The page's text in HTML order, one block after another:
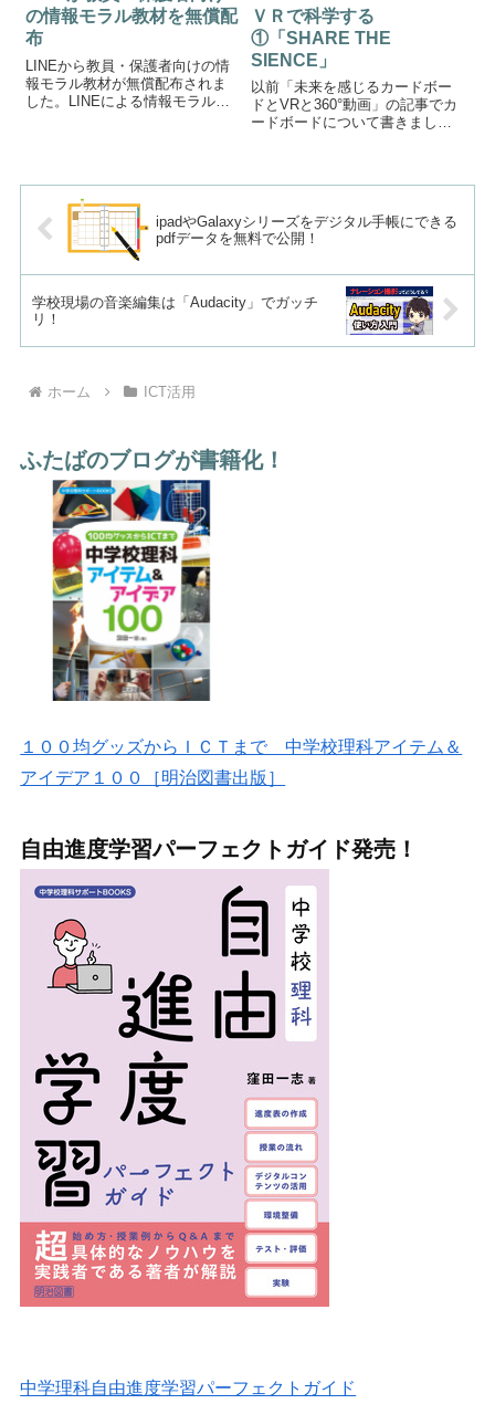
の情報モラル教材を無償配
布
LINEから教員・保護者向けの情
報モラル教材が無償配布されま
した。LINEによる情報モラル教
編」という情報モラル教育教材
を無...
ＶＲで科学する
①「SHARE THE
SIENCE」
以前「未来を感じるカードボー
ドとVRと360°動画」の記事でカ
ードボードについて書きまし
球上で物質がどのように循...
ipadやGalaxyシリーズをデジタル手帳にできる
pdfデータを無料で公開！
学校現場の音楽編集は「Audacity」でガッチ
リ！
ホーム ICT活用
ふたばのブログが書籍化！
１００均グッズからＩＣＴまで 中学校理科アイテム＆
アイデア１００［明治図書出版］
自由進度学習パーフェクトガイド発売！
中学理科自由進度学習パーフェクトガイド